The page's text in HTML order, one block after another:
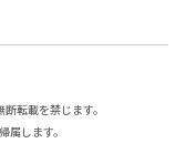
転載を禁じます。
属します。